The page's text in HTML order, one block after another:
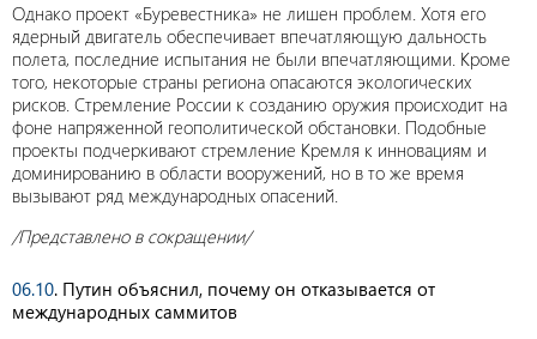
Однако проект «Буревестника» не лишен проблем. Хотя его
ядерный двигатель обеспечивает впечатляющую дальность
полета, последние испытания не были впечатляющими. Кроме
того, некоторые страны региона опасаются экологических
рисков. Стремление России к созданию оружия происходит на
фоне напряженной геополитической обстановки. Подобные
проекты подчеркивают стремление Кремля к инновациям и
доминированию в области вооружений, но в то же время
вызывают ряд международных опасений.
/Представлено в сокращении/
06.10. Путин объяснил, почему он отказывается от
международных саммитов